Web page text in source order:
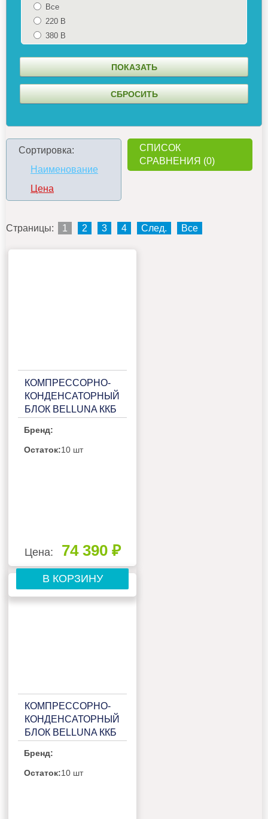
Все
220 В
380 В
Сортировка:
Наименование
Цена
СПИСОК
СРАВНЕНИЯ (0)
Страницы: 1 2 3 4 След. Все
КОМПРЕССОРНО-
КОНДЕНСАТОРНЫЙ
БЛОК BELLUNA ККБ
ПОТРЕБИТЕЛЬ,
БЕЗ РЕСИВЕРА С
Бренд:
Остаток:10 шт
Цена: 74 390 ₽
В КОРЗИНУ
КОМПРЕССОРНО-
КОНДЕНСАТОРНЫЙ
БЛОК BELLUNA ККБ
ПОТРЕБИТЕЛЬ,
БЕЗ РЕСИВЕРА С
Бренд:
Остаток:10 шт